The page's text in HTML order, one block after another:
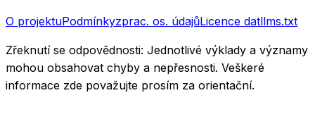
O projektuPodmínkyzprac. os. údajůLicence datllms.txt
Zřeknutí se odpovědnosti: Jednotlivé výklady a významy
mohou obsahovat chyby a nepřesnosti. Veškeré
informace zde považujte prosím za orientační.